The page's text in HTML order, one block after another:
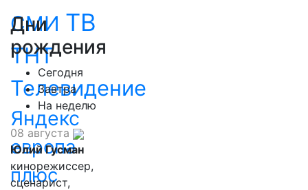
СМИ ТВ
ТНТ
Телевидение
Яндекс
европа
плюс
Дни
рождения
Сегодня
Завтра
На неделю
08 августа
Юлий Гусман
кинорежиссер,
сценарист,